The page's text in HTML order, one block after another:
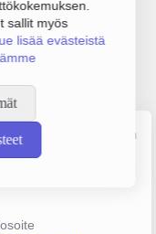
sallit myös
lisää evästeistä
(OY).
Lähde: YTJ, PRH, Traficom